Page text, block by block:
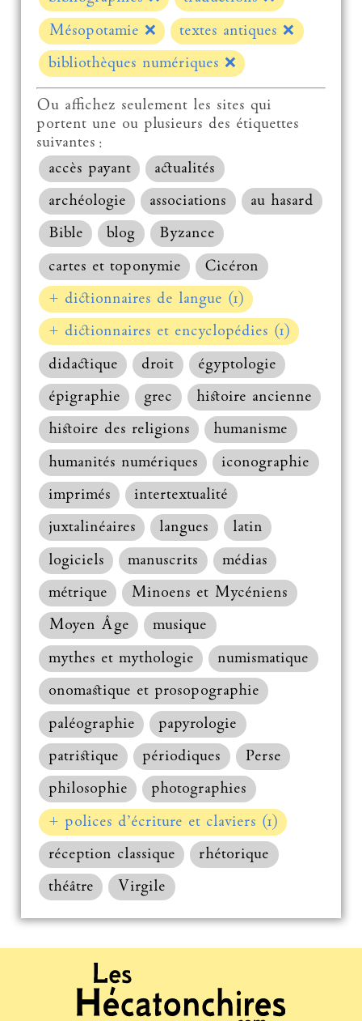
Mésopotamie ❌ textes antiques❌
bibliothèques numériques ❌
Ou affichez seulement les sites qui
portent une ou plusieurs des étiquettes
suivantes :
accès payant
actualités
archéologie
associations
au hasard
Bible
blog
Byzance
cartes et toponymie
Cicéron
+ dictionnaires de langue (1)
+ dictionnaires et encyclopédies (1)
didactique
droit
égyptologie
épigraphie
grec
histoire ancienne
histoire des religions
humanisme
humanités numériques
iconographie
imprimés
intertextualité
juxtalinéaires
langues
latin
logiciels
manuscrits
médias
métrique
Minoens et Mycéniens
Moyen Âge
musique
mythes et mythologie
numismatique
onomastique et prosopographie
paléographie
papyrologie
patristique
périodiques
Perse
philosophie
photographies
+ polices d’écriture et claviers (1)
réception classique
rhétorique
théâtre
Virgile